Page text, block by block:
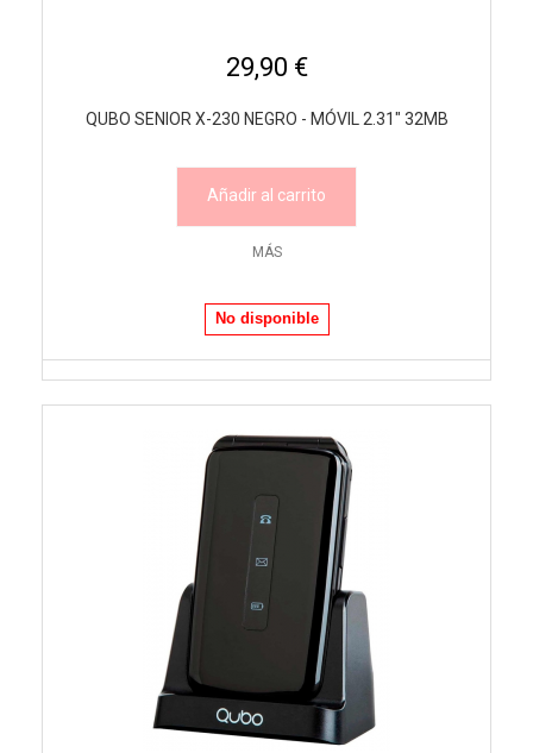
29,90 €
QUBO SENIOR X-230 NEGRO - MÓVIL 2.31" 32MB
Añadir al carrito
MÁS
No disponible